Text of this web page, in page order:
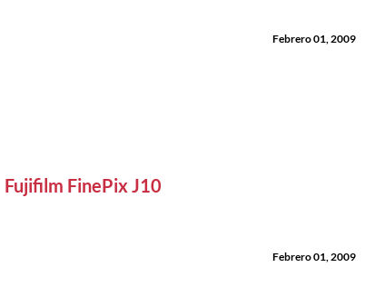
Febrero 01, 2009
Fujifilm FinePix J10
Febrero 01, 2009